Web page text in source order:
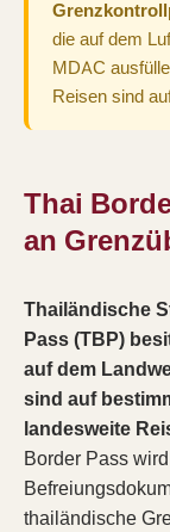
die auf dem
MDAC
Reisen sind
Thai
an
Thailändische
Pass (TBP)
auf dem
sind auf
landesweite
Border Pass
thailändische